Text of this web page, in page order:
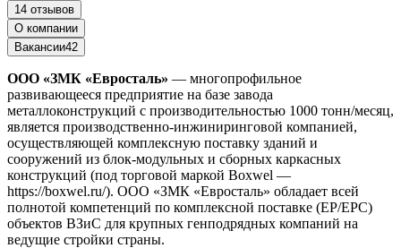
14 отзывов
О компании
Вакансии42
ООО «ЗМК «Евросталь» — многопрофильное
развивающееся предприятие на базе завода
металлоконструкций с производительностью 1000 тонн/месяц,
является производственно-инжиниринговой компанией,
осуществляющей комплексную поставку зданий и
сооружений из блок-модульных и сборных каркасных
конструкций (под торговой маркой Boxwel —
https://boxwel.ru/). ООО «ЗМК «Евросталь» обладает всей
полнотой компетенций по комплексной поставке (EP/EPC)
объектов ВЗиС для крупных генподрядных компаний на
ведущие стройки страны.